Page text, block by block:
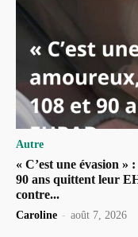
Autre
« C’est une évasion »
90 ans quittent leur
contre...
Caroline - août 7, 2026